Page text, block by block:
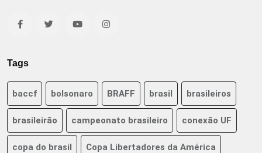
Tags
baccf bolsonaro BRAFF brasil brasileiros
brasileirão campeonato brasileiro conexão UF
copa do brasil Copa Libertadores da América